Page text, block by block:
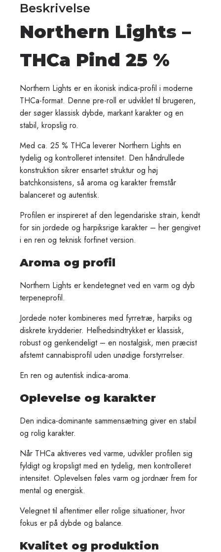
Beskrivelse
Northern Lights –
THCa Pind 25 %
Northern Lights er en ikonisk indica-profil i moderne
THCa-format. Denne pre-roll er udviklet til brugeren,
der søger klassisk dybde, markant karakter og en
stabil, kropslig ro.
Med ca. 25 % THCa leverer Northern Lights en
tydelig og kontrolleret intensitet. Den håndrullede
konstruktion sikrer ensartet struktur og høj
batchkonsistens, så aroma og karakter fremstår
balanceret og autentisk.
Profilen er inspireret af den legendariske strain, kendt
for sin jordede og harpiksrige karakter – her gengivet
i en ren og teknisk forfinet version.
Aroma og profil
Northern Lights er kendetegnet ved en varm og dyb
terpeneprofil.
Jordede noter kombineres med fyrretræ, harpiks og
diskrete krydderier. Helhedsindtrykket er klassisk,
robust og genkendeligt – en nostalgisk, men præcist
afstemt cannabisprofil uden unødige forstyrrelser.
En ren og autentisk indica-aroma.
Oplevelse og karakter
Den indica-dominante sammensætning giver en stabil
og rolig karakter.
Når THCa aktiveres ved varme, udvikler profilen sig
fyldigt og kropsligt med en tydelig, men kontrolleret
intensitet. Oplevelsen føles varm og jordnær frem for
mental og energisk.
Velegnet til aftentimer eller rolige situationer, hvor
fokus er på dybde og balance.
Kvalitet og produktion